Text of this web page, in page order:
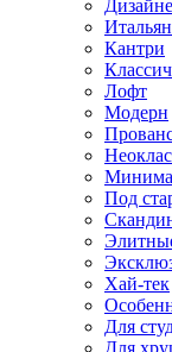
Кантри
Лофт
Модерн
Под
Хай-тек
Для
Для